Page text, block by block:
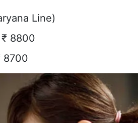
Line)
₹ 8800
8700